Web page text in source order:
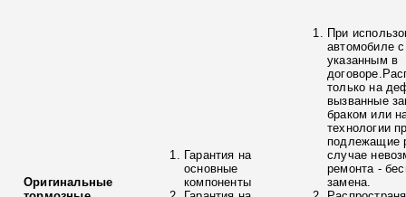
Оригинальные
Гарантия на
основные
компоненты
При
автомобиле
указанным в
только на
вызванные
браком или
технологии
подлежащие
случае
ремонта -
замена.